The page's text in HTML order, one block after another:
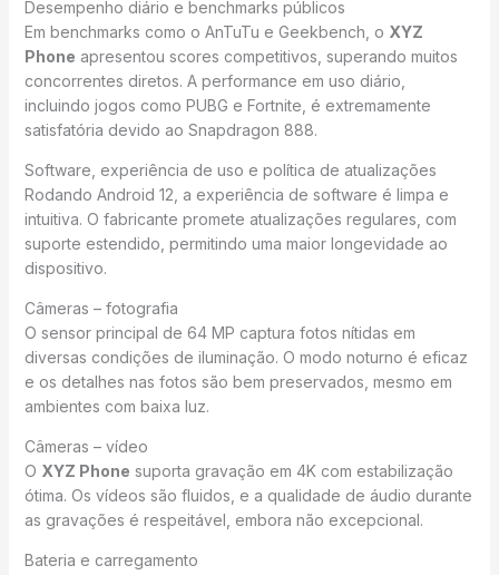
Desempenho diário e benchmarks públicos
Em benchmarks como o AnTuTu e Geekbench, o XYZ
Phone apresentou scores competitivos, superando muitos
concorrentes diretos. A performance em uso diário,
incluindo jogos como PUBG e Fortnite, é extremamente
satisfatória devido ao Snapdragon 888.
Software, experiência de uso e política de atualizações
Rodando Android 12, a experiência de software é limpa e
intuitiva. O fabricante promete atualizações regulares, com
suporte estendido, permitindo uma maior longevidade ao
dispositivo.
Câmeras – fotografia
O sensor principal de 64 MP captura fotos nítidas em
diversas condições de iluminação. O modo noturno é eficaz
e os detalhes nas fotos são bem preservados, mesmo em
ambientes com baixa luz.
Câmeras – vídeo
O XYZ Phone suporta gravação em 4K com estabilização
ótima. Os vídeos são fluidos, e a qualidade de áudio durante
as gravações é respeitável, embora não excepcional.
Bateria e carregamento